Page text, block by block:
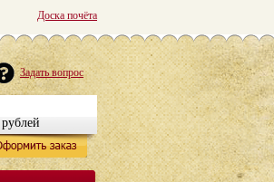
Доска почёта
Задать вопрос